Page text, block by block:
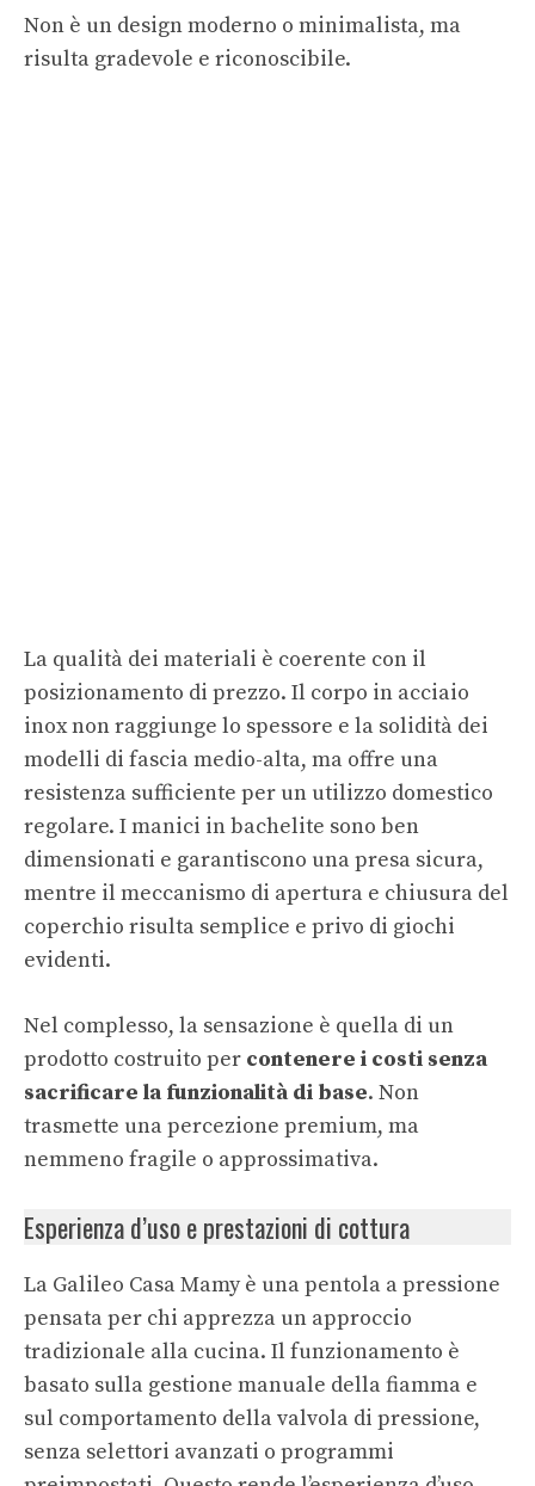
Non è un design moderno o minimalista, ma
risulta gradevole e riconoscibile.
La qualità dei materiali è coerente con il
posizionamento di prezzo. Il corpo in acciaio
inox non raggiunge lo spessore e la solidità dei
modelli di fascia medio-alta, ma offre una
resistenza sufficiente per un utilizzo domestico
regolare. I manici in bachelite sono ben
dimensionati e garantiscono una presa sicura,
mentre il meccanismo di apertura e chiusura del
coperchio risulta semplice e privo di giochi
evidenti.
Nel complesso, la sensazione è quella di un
prodotto costruito per contenere i costi senza
sacrificare la funzionalità di base. Non
trasmette una percezione premium, ma
nemmeno fragile o approssimativa.
Esperienza d’uso e prestazioni di cottura
La Galileo Casa Mamy è una pentola a pressione
pensata per chi apprezza un approccio
tradizionale alla cucina. Il funzionamento è
basato sulla gestione manuale della fiamma e
sul comportamento della valvola di pressione,
senza selettori avanzati o programmi